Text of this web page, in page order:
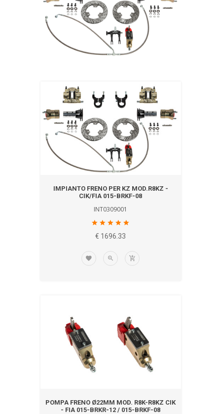
IMPIANTO FRENO PER KZ MOD.R8KZ -
CIK/FIA 015-BRKF-08
INT0309001
€ 1696.33
POMPA FRENO Ø22MM MOD. R8K-R8KZ CIK
- FIA 015-BRKR-12 / 015-BRKF-08